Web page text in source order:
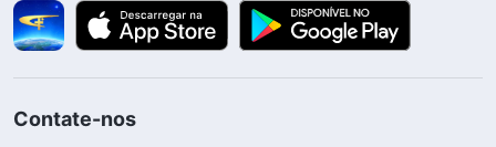
Contate-nos